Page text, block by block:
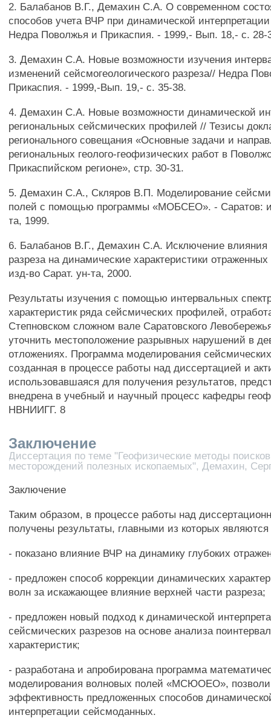
2. Балабанов В.Г., Демахин С.А. О современном
способов учета ВЧР при динамической
Недра Поволжья и Прикаспия. - 1999,- Вып. 18,- с. 28-
3. Демахин С.А. Новые возможности изучения
изменений сейсмогеологического разреза// Недра
Прикаспия. - 1999,-Вып. 19,- с. 35-38.
4. Демахин С.А. Новые возможности динамической
региональных сейсмических профилей // Тезисы
регионального совещания «Основные задачи и
региональных геолого-геофизических работ в
Прикаспийском регионе», стр. 30-31.
5. Демахин С.А., Скляров В.П. Моделирование
полей с помощью программы «МОБСЕО». - Саратов:
та, 1999.
6. Балабанов В.Г., Демахин С.А. Исключение влияния
разреза на динамические характеристики
изд-во Сарат. ун-та, 2000.
Результаты изучения с помощью интервальных
характеристик ряда сейсмических профилей,
Степновском сложном вале Саратовского
уточнить местоположение разрывных нарушений в
отложениях. Программа моделирования
созданная в процессе работы над диссертацией и
использовавшаяся для получения результатов,
внедрена в учебный и научный процесс кафедры
НВНИИГГ. 8
Заключение
Диссертация по теме "Геофизические методы
месторождений полезных ископаемых", Демахин,
Заключение
Таким образом, в процессе работы над
получены результаты, главными из которых
- показано влияние ВЧР на динамику глубоких
- предложен способ коррекции динамических
волн за искажающее влияние верхней части разреза;
- предложен новый подход к динамической
сейсмических разрезов на основе анализа
характеристик;
- разработана и апробирована программа
моделирования волновых полей «МСЮОЕО»,
эффективность предложенных способов
интерпретации сейсмоданных.